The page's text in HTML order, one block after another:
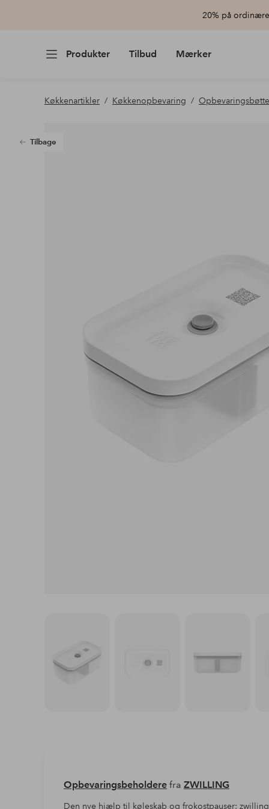
20% på
Produkter Tilbud Mærker
Køkkenartikler Køkkenopbevaring
Tilbage
Opbevaringsbeholderefra ZWILLING
Den nye hjælp til køleskab og frokostpauser: